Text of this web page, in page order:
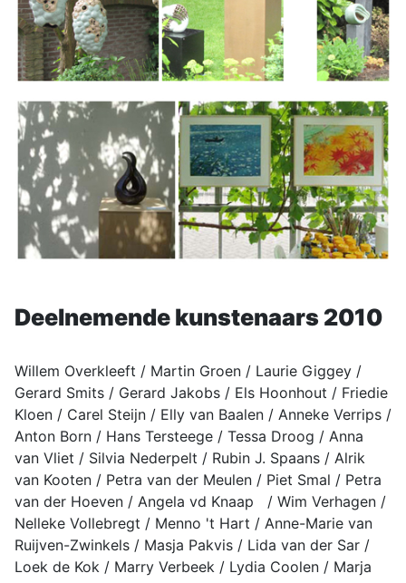
Deelnemende kunstenaars 2010
Willem Overkleeft / Martin Groen / Laurie Giggey /
Gerard Smits / Gerard Jakobs / Els Hoonhout / Friedie
Kloen / Carel Steijn / Elly van Baalen / Anneke Verrips /
Anton Born / Hans Tersteege / Tessa Droog / Anna
van Vliet / Silvia Nederpelt / Rubin J. Spaans / Alrik
van Kooten / Petra van der Meulen / Piet Smal / Petra
van der Hoeven / Angela vd Knaap / Wim Verhagen /
Nelleke Vollebregt / Menno 't Hart / Anne-Marie van
Ruijven-Zwinkels / Masja Pakvis / Lida van der Sar /
Loek de Kok / Marry Verbeek / Lydia Coolen / Marja